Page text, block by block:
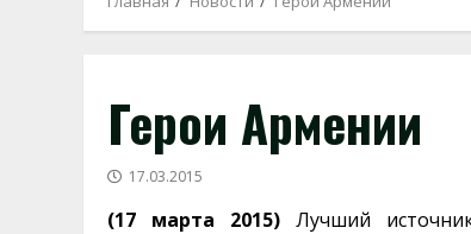
Герои Армении
17.03.2015
(17 марта 2015)Лучший источник